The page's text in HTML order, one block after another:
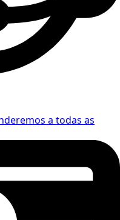
a todas as